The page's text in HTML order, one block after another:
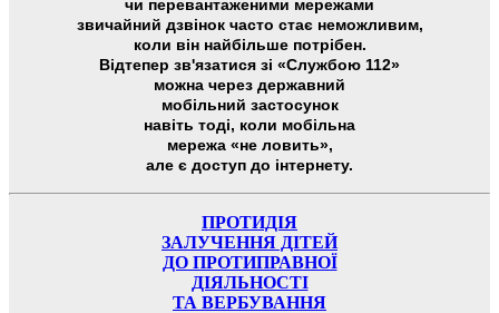
чи перевантаженими мережами
звичайний дзвінок часто стає неможливим,
коли він найбільше потрібен.
Відтепер зв'язатися зі «Службою 112»
можна через державний
мобільний застосунок
навіть тоді, коли мобільна
мережа «не ловить»,
але є доступ до інтернету.
ПРОТИДІЯ
ЗАЛУЧЕННЯ ДІТЕЙ
ДО ПРОТИПРАВНОЇ
ДІЯЛЬНОСТІ
ТА ВЕРБУВАННЯ